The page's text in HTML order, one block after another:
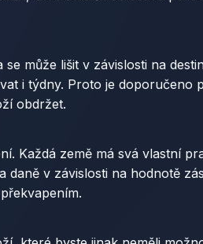
může lišit v závislosti na
i týdny. Proto je doporučeno
obdržet.
Každá země má svá vlastní
v závislosti na hodnotě